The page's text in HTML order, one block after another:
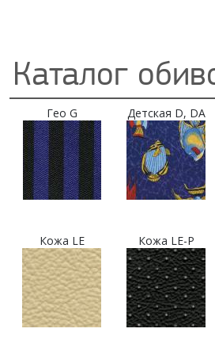
Каталог
Гео G Детская D, DA
Кожа LE Кожа LE-P